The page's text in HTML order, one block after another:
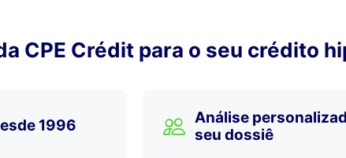
CPE Crédit para o seu crédito
1996
Análise
seu dossiê